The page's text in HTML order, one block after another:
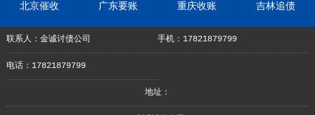
北京催收 广东要账 重庆收账 吉林追债
联系人：金诚讨债公司 手机：17821879799
电话：17821879799
地址：